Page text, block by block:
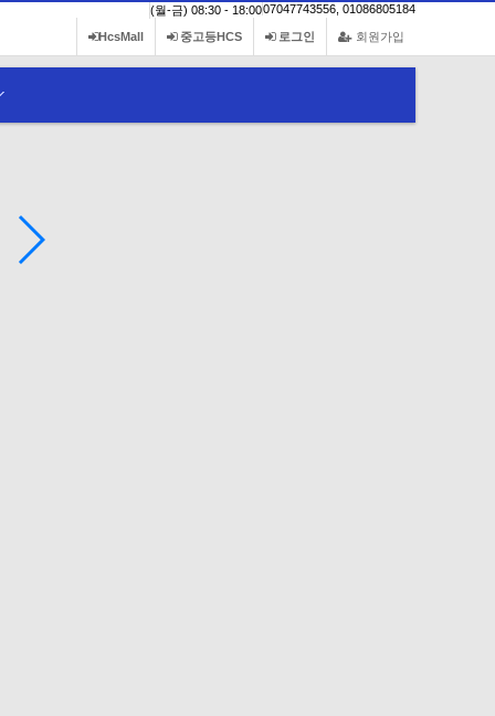
07047743556, 01086805184
(월-금) 08:30 - 18:00
회원가입
로그인
중고등HCS
HcsMall